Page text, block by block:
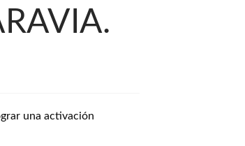
una activación